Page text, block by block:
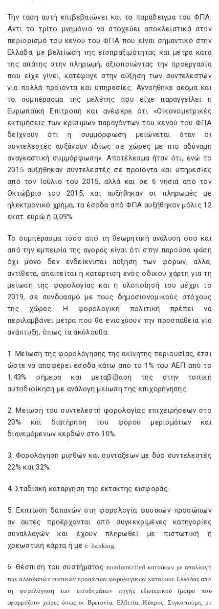
Την τάση αυτή επιβεβαιώνει και το παράδειγμα του ΦΠΑ.
Αντί το τρίτο μνημόνιο να στοχεύει αποκλειστικά στον
περιορισμό του κενού του ΦΠΑ που είναι σημαντικό στην
Ελλάδα, με βελτίωση της εισπραξιμότητας και μέτρα κατά
της απάτης στην πληρωμή, αξιοποιώντας την προεργασία
που είχε γίνει, κατέφυγε στην αύξηση των συντελεστών
για πολλά προϊόντα και υπηρεσίες. Αγνοήθηκε ακόμα και
το συμπέρασμα της μελέτης που είχε παραγγείλει η
Ευρωπαϊκή Επιτροπή και ανέφερε ότι «Οικονομετρικές
εκτιμήσεις των κρίσιμων παραγόντων του κενού του ΦΠΑ
δείχνουν ότι η συμμόρφωση μειώνεται όταν οι
συντελεστές αυξάνουν ιδίως σε χώρες με πιο αδύναμη
αναγκαστική συμμόρφωση». Αποτέλεσμα ήταν ότι, ενώ το
2015 αυξήθηκαν συντελεστές σε προϊόντα και υπηρεσίες
από τον Ιούλιο του 2015, αλλά και σε 6 νησιά από τον
Οκτώβριο του 2015, και αυξήθηκαν οι πληρωμές με
ηλεκτρονικό χρήμα, τα έσοδα από ΦΠΑ αυξήθηκαν μόλις 12
εκατ. ευρώ ή 0,09%.
Το συμπέρασμα τόσο από τη θεωρητική ανάλυση όσο και
από την εμπειρία της αγοράς είναι ότι στην παρούσα φάση
όχι μόνο δεν ενδείκνυται αύξηση των φόρων, αλλά,
αντίθετα, απαιτείται η κατάρτιση ενός οδικού χάρτη για τη
μείωση της φορολογίας και η υλοποίησή του μέχρι το
2019, σε συνδυασμό με τους δημοσιονομικούς στόχους
της χώρας. Η φορολογική πολιτική πρέπει να
περιλαμβάνει μέτρα που θα ενισχύουν την προσπάθεια για
ανάπτυξη, όπως τα ακόλουθα:
1. Μείωση της φορολόγησης της ακίνητης περιουσίας, έτσι
ώστε να αποφέρει έσοδα κάτω από το 1% του ΑΕΠ από το
1,43% σήμερα και μεταβίβασή της στην τοπική
αυτοδιοίκηση με ανάλογη μείωση της επιχορήγησης.
2. Μείωση του συντελεστή φορολογίας επιχειρήσεων στο
20% και διατήρηση του φόρου μερισμάτων και
διανεμόμενων κερδών στο 10%.
3. Φορολόγηση μισθών και συντάξεων με δύο συντελεστές
22% και 32%.
4. Σταδιακή κατάργηση της έκτακτης εισφοράς.
5. Εκπτωση δαπανών στη φορολογία φυσικών προσώπων
αν αυτές προέρχονται από συγκεκριμένες κατηγορίες
συναλλαγών και έχουν πληρωθεί με πιστωτική ή
χρεωστική κάρτα ή μεe–banking.
6. Θέσπιση του συστήματος nondomiciled κατοίκων με απαλλαγή
των αλλοδαπών φυσικών προσώπων φορολογικών κατοίκων Ελλάδας από
τη φορολόγηση των εισοδημάτων πηγής εξωτερικού (μέτρο που
εφαρμόζουν χώρες όπως οι Βρετανία, Ελβετία, Κύπρος, Σιγκαπούρη, με